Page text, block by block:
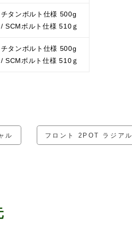
チタンボルト仕様 500g
/ SCMボルト仕様 510ｇ
チタンボルト仕様 500g
/ SCMボルト仕様 510ｇ
ル フロント 2POT ラジアル